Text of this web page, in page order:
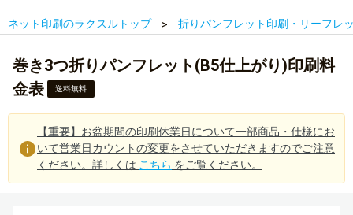
ネット印刷のラクスルトップ 折りパンフレット印刷・リーフレ
巻き3つ折りパンフレット(B5仕上がり)印刷料
金表
送料無料
【重要】お盆期間の印刷休業日について一部商品・仕様にお
いて営業日カウントの変更をさせていただきますのでご注意
ください。詳しくは こちら をご覧ください。